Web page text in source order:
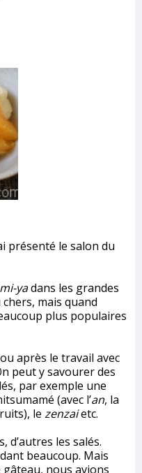
présenté le salon du
yadans les grandes
mais quand
plus populaires
après le travail avec
peut y savourer des
par exemple une
(avec l’an, la
le zenzaietc.
d’autres les salés.
beaucoup. Mais
nous avions